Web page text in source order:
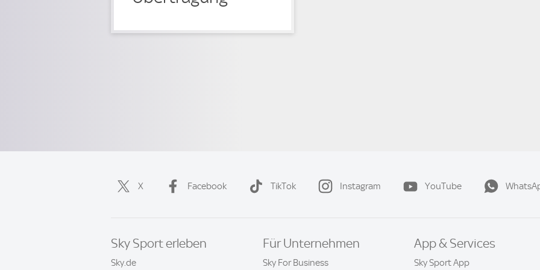
X Facebook TikTok Instagram YouTube
Sky Sport erleben
Sky.de
Für Unternehmen
Sky For Business
App & Services
Sky Sport App